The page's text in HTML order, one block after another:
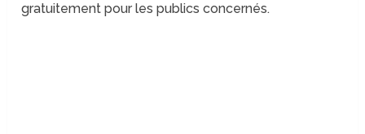
gratuitement pour les publics concernés.